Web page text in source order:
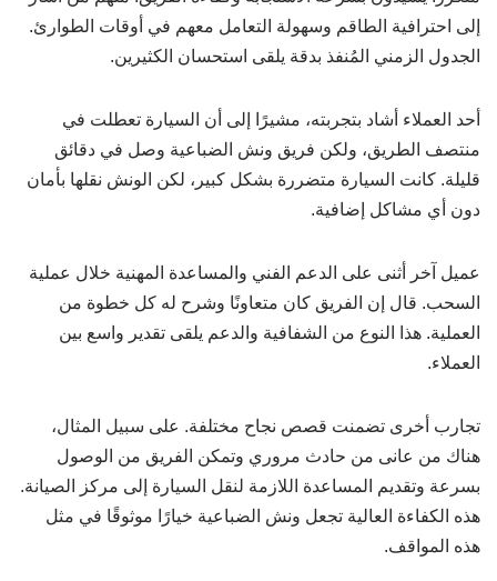
إلى احترافية الطاقم وسهولة التعامل معهم في أوقات الطوارئ.
الجدول الزمني المُنفذ بدقة يلقى استحسان الكثيرين.
أحد العملاء أشاد بتجربته، مشيرًا إلى أن السيارة تعطلت في
منتصف الطريق، ولكن فريق ونش الضباعية وصل في دقائق
قليلة. كانت السيارة متضررة بشكل كبير، لكن الونش نقلها بأمان
دون أي مشاكل إضافية.
عميل آخر أثنى على الدعم الفني والمساعدة المهنية خلال عملية
السحب. قال إن الفريق كان متعاونًا وشرح له كل خطوة من
العملية. هذا النوع من الشفافية والدعم يلقى تقدير واسع بين
العملاء.
تجارب أخرى تضمنت قصص نجاح مختلفة. على سبيل المثال،
هناك من عانى من حادث مروري وتمكن الفريق من الوصول
بسرعة وتقديم المساعدة اللازمة لنقل السيارة إلى مركز الصيانة.
هذه الكفاءة العالية تجعل ونش الضباعية خيارًا موثوقًا في مثل
هذه المواقف.